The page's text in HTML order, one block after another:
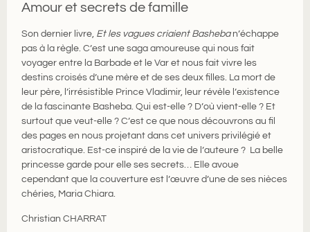
Amour et secrets de famille
Son dernier livre, Et les vagues criaient Basheba n’échappe
pas à la règle. C’est une saga amoureuse qui nous fait
voyager entre la Barbade et le Var et nous fait vivre les
destins croisés d’une mère et de ses deux filles. La mort de
leur père, l’irrésistible Prince Vladimir, leur révèle l’existence
de la fascinante Basheba. Qui est-elle ? D’où vient-elle ? Et
surtout que veut-elle ? C’est ce que nous découvrons au fil
des pages en nous projetant dans cet univers privilégié et
aristocratique. Est-ce inspiré de la vie de l’auteure ? La belle
princesse garde pour elle ses secrets… Elle avoue
cependant que la couverture est l’œuvre d’une de ses nièces
chéries, Maria Chiara.
Christian CHARRAT